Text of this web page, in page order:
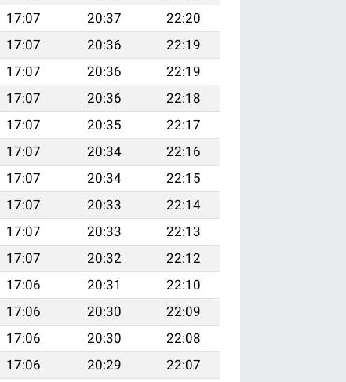
17:07 20:37
22:20
17:07 20:36
22:19
17:07 20:36
22:19
17:07 20:36
22:18
17:07 20:35
22:17
17:07 20:34
22:16
17:07 20:34
22:15
17:07 20:33
22:14
17:07 20:33
22:13
17:07 20:32
22:12
17:06 20:31
22:10
17:06 20:30
22:09
17:06 20:30
22:08
17:06 20:29
22:07